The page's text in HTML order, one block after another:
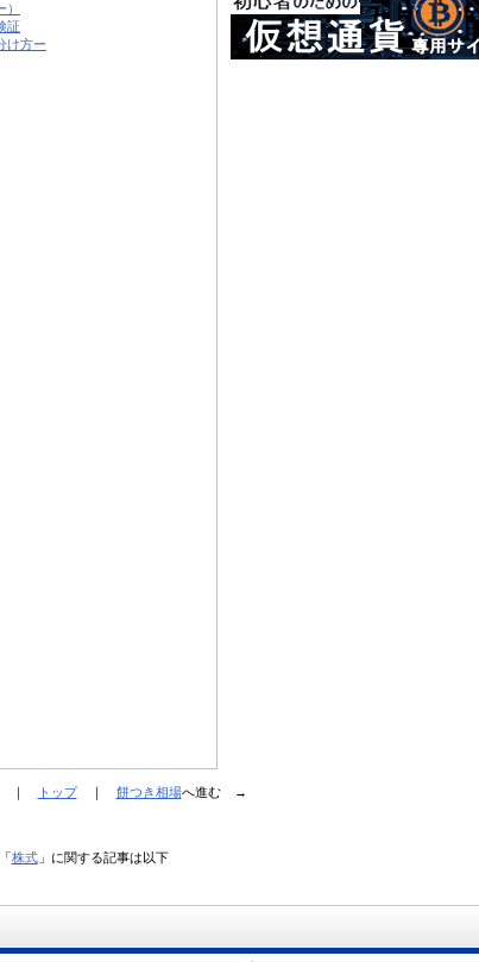
証
け方ー
｜ トップ｜ 餅つき相場へ進む →
株式」に関する記事は以下